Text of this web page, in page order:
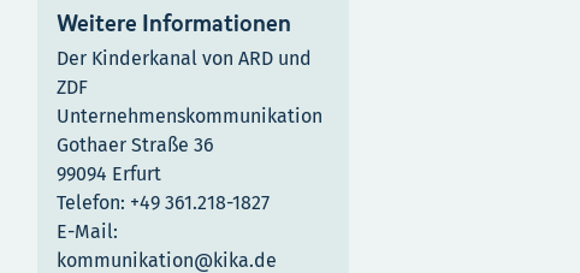
Weitere Informationen
Der Kinderkanal von ARD und
ZDF
Unternehmenskommunikation
Gothaer Straße 36
99094 Erfurt
Telefon: +49 361.218-1827
E-Mail:
kommunikation@kika.de